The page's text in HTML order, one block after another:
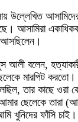
উল্লেখিত
আসামিরা
আসছিলেন।
আলী বলেন,
মারপিট
তার কাছে ওরা
ছেলেকে তারা
খুনিদের ফাঁসি চাই।